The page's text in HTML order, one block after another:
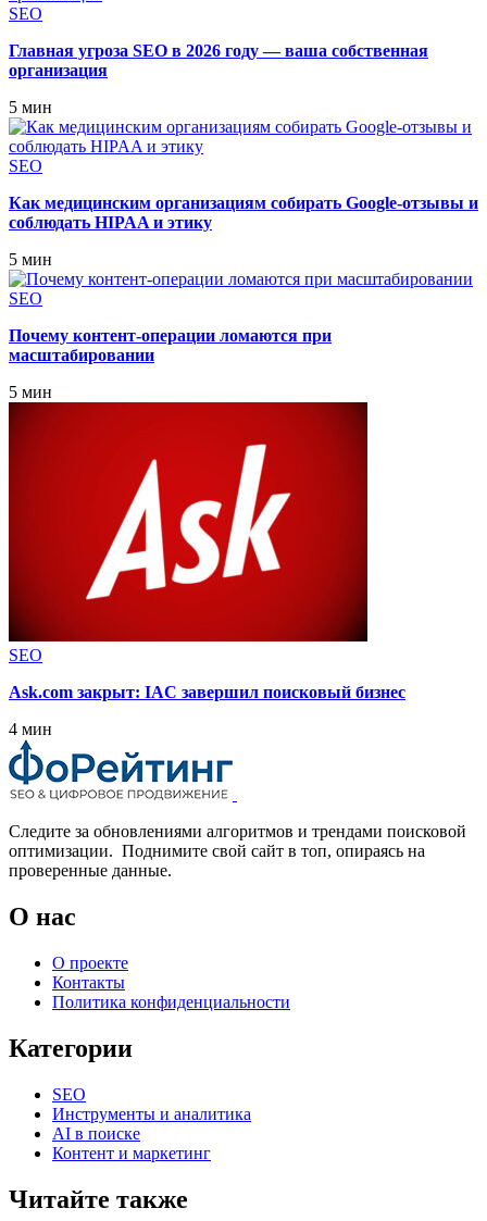
SEO
Главная угроза SEO в 2026 году — ваша собственная
организация
5 мин
SEO
Как медицинским организациям собирать Google‑отзывы и
соблюдать HIPAA и этику
5 мин
SEO
Почему контент-операции ломаются при
масштабировании
5 мин
SEO
Ask.com закрыт: IAC завершил поисковый бизнес
4 мин
Следите за обновлениями алгоритмов и трендами поисковой
оптимизации. Поднимите свой сайт в топ, опираясь на
проверенные данные.
О нас
О проекте
Контакты
Политика конфиденциальности
Категории
SEO
Инструменты и аналитика
AI в поиске
Контент и маркетинг
Читайте также